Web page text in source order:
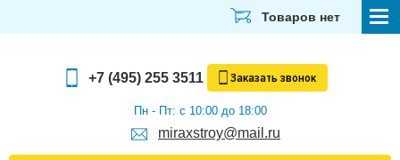
Товаров нет
+7 (495) 255 3511 Заказать звонок
Пн - Пт: с 10:00 до 18:00
miraxstroy@mail.ru